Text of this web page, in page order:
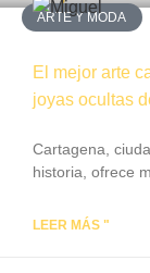
ARTE Y MODA
El mejor arte
joyas ocultas
Cartagena,
historia, ofrece
LEER MÁS "